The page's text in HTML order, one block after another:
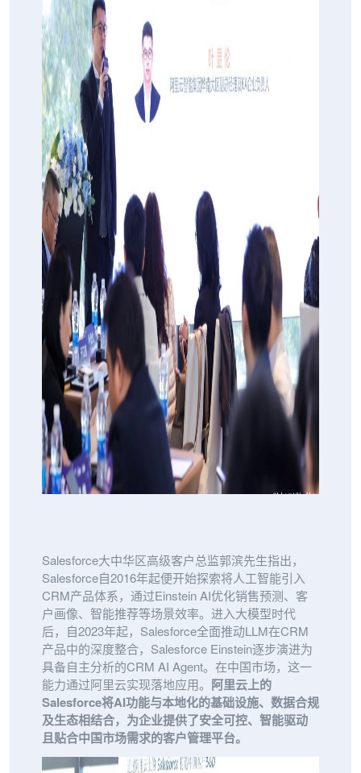
Salesforce大中华区高级客户总监郭滨先生指出，
Salesforce自2016年起便开始探索将人工智能引入
CRM产品体系，通过Einstein AI优化销售预测、客
户画像、智能推荐等场景效率。进入大模型时代
后，自2023年起，Salesforce全面推动LLM在CRM
产品中的深度整合，Salesforce Einstein逐步演进为
具备自主分析的CRM AI Agent。在中国市场，这一
能力通过阿里云实现落地应用。 阿里云上的
Salesforce将AI功能与本地化的基础设施、数据合规
及生态相结合，为企业提供了安全可控、智能驱动
且贴合中国市场需求的客户管理平台。